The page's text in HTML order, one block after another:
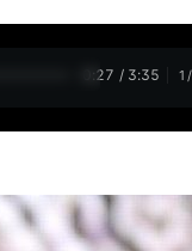
0:28 / 3:35 1 /